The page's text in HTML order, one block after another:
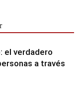
el verdadero
a través